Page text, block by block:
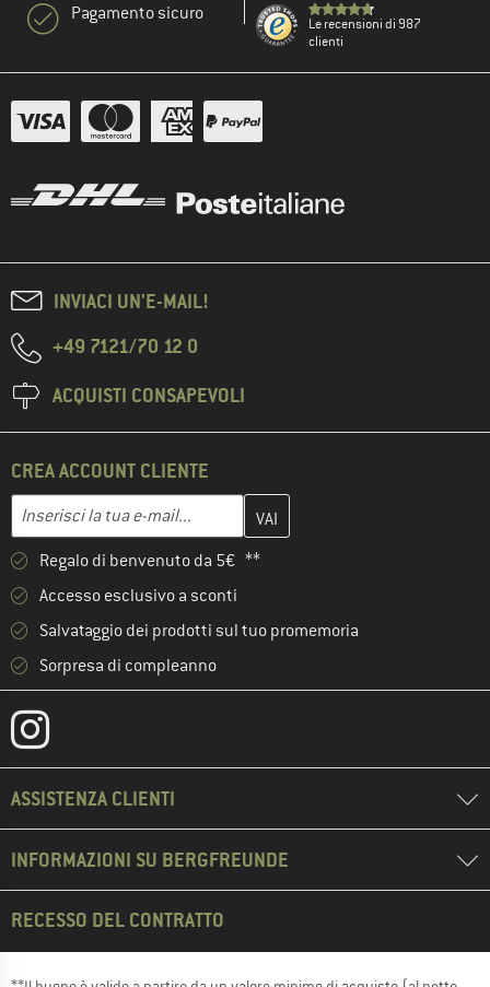
Pagamento sicuro
Le recensioni di 987
clienti
INVIACI UN'E-MAIL!
+49 7121/70 12 0
ACQUISTI CONSAPEVOLI
CREA ACCOUNT CLIENTE
Indirizzo e-mail
Inserisci qui il tuo indirizzo e-mail e crea il tuo account cliente
Regalo di benvenuto da 5€ **
Accesso esclusivo a sconti
Salvataggio dei prodotti sul tuo promemoria
Sorpresa di compleanno
ASSISTENZA CLIENTI
INFORMAZIONI SU BERGFREUNDE
RECESSO DEL CONTRATTO